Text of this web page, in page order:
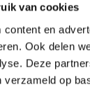
van cookies
en
Ook delen
Deze
verzameld op